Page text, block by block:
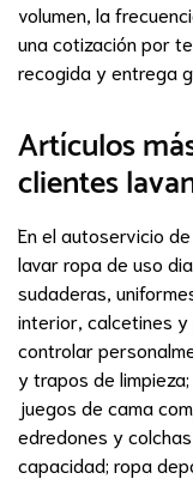
volumen, la
una cotización por
recogida y entrega
Artículos
clientes
En el autoservicio
lavar ropa de uso
sudaderas,
interior, calcetines
controlar
y trapos de
juegos de cama
edredones y
capacidad; ropa